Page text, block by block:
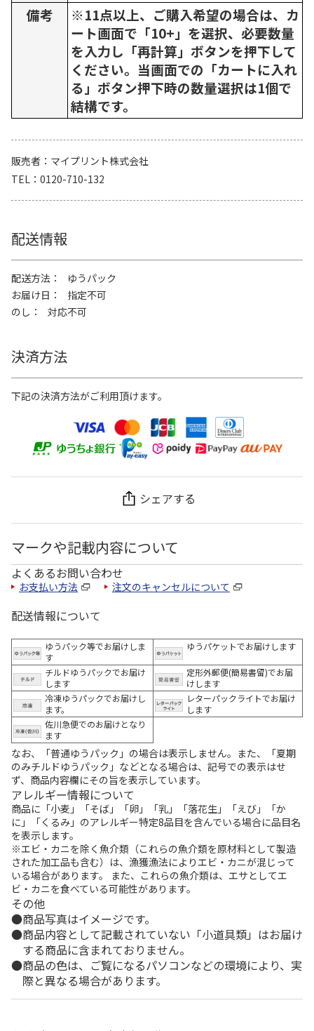
備考
※11点以上、ご購入希望の場合は、カ
ート画面で「10+」を選択、必要数量
を入力し「再計算」ボタンを押下して
ください。当画面での「カートに入れ
る」ボタン押下時の数量選択は1個で
結構です。
販売者
マイプリント株式会社
TEL
0120-710-132
配送情報
配送方法
ゆうパック
お届け日
指定不可
のし
対応不可
決済方法
下記の決済方法がご利用頂けます。
シェアする
マークや記載内容について
よくあるお問い合わせ
お支払い方法 注文のキャンセルについて
配送情報について
ゆうパック等でお届けしま
す
ゆうパケットでお届けします
チルドゆうパックでお届け
します
定形外郵便(簡易書留)でお届
けします
冷凍ゆうパックでお届けし
ます。
レターパックライトでお届け
します
佐川急便でのお届けとなり
ます
なお、「普通ゆうパック」の場合は表示しません。また、「夏期
のみチルドゆうパック」などとなる場合は、記号での表示はせ
ず、商品内容欄にその旨を表示しています。
アレルギー情報について
商品に「小麦」「そば」「卵」「乳」「落花生」「えび」「か
に」「くるみ」のアレルギー特定8品目を含んでいる場合に品目名
を表示します。
※エビ・カニを除く魚介類（これらの魚介類を原材料として製造
された加工品も含む）は、漁獲漁法によりエビ・カニが混じって
いる場合があります。 また、これらの魚介類は、エサとしてエ
ビ・カニを食べている可能性があります。
その他
商品写真はイメージです。
商品内容として記載されていない「小道具類」はお届け
する商品に含まれておりません。
商品の色は、ご覧になるパソコンなどの環境により、実
際と異なる場合があります。